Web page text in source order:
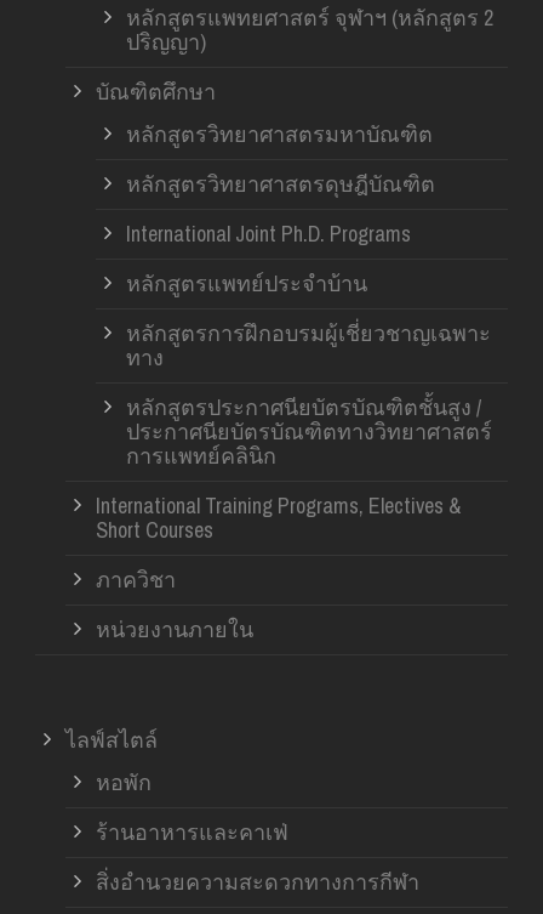
หลักสูตรแพทยศาสตร์ จุฬาฯ (หลักสูตร 2
ปริญญา)
บัณฑิตศึกษา
หลักสูตรวิทยาศาสตรมหาบัณฑิต
หลักสูตรวิทยาศาสตรดุษฎีบัณฑิต
International Joint Ph.D. Programs
หลักสูตรแพทย์ประจำบ้าน
หลักสูตรการฝึกอบรมผู้เชี่ยวชาญเฉพาะ
ทาง
หลักสูตรประกาศนียบัตรบัณฑิตชั้นสูง /
ประกาศนียบัตรบัณฑิตทางวิทยาศาสตร์
การแพทย์คลินิก
International Training Programs, Electives &
Short Courses
ภาควิชา
หน่วยงานภายใน
ไลฟ์สไตล์
หอพัก
ร้านอาหารและคาเฟ่
สิ่งอำนวยความสะดวกทางการกีฬา